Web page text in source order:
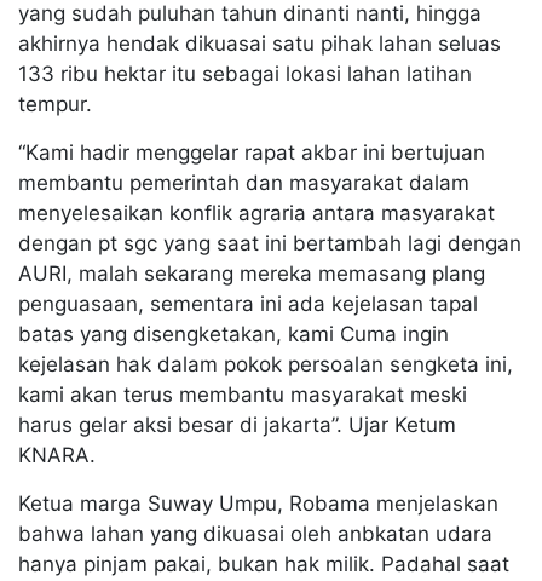
yang sudah puluhan tahun dinanti nanti, hingga
akhirnya hendak dikuasai satu pihak lahan seluas
133 ribu hektar itu sebagai lokasi lahan latihan
tempur.
“Kami hadir menggelar rapat akbar ini bertujuan
membantu pemerintah dan masyarakat dalam
menyelesaikan konflik agraria antara masyarakat
dengan pt sgc yang saat ini bertambah lagi dengan
AURI, malah sekarang mereka memasang plang
penguasaan, sementara ini ada kejelasan tapal
batas yang disengketakan, kami Cuma ingin
kejelasan hak dalam pokok persoalan sengketa ini,
kami akan terus membantu masyarakat meski
harus gelar aksi besar di jakarta”. Ujar Ketum
KNARA.
Ketua marga Suway Umpu, Robama menjelaskan
bahwa lahan yang dikuasai oleh anbkatan udara
hanya pinjam pakai, bukan hak milik. Padahal saat